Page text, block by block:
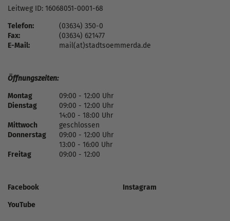
Leitweg ID: 16068051-0001-68
Telefon:
(03634) 350-0
Fax:
(03634) 621477
E-Mail:
mail(at)stadtsoemmerda.de
Öffnungszeiten:
Montag
09:00 - 12:00 Uhr
Dienstag
09:00 - 12:00 Uhr
14:00 - 18:00 Uhr
Mittwoch
geschlossen
Donnerstag
09:00 - 12:00 Uhr
13:00 - 16:00 Uhr
Freitag
09:00 - 12:00
Facebook
Instagram
YouTube